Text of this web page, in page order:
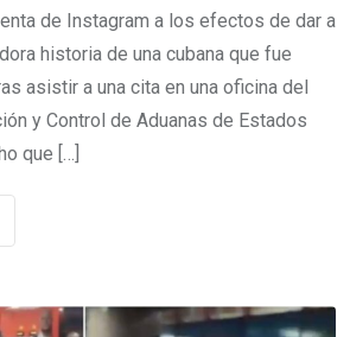
de Instagram a los efectos de dar a
historia de una cubana que fue
asistir a una cita en una oficina del
y Control de Aduanas de Estados
que […]